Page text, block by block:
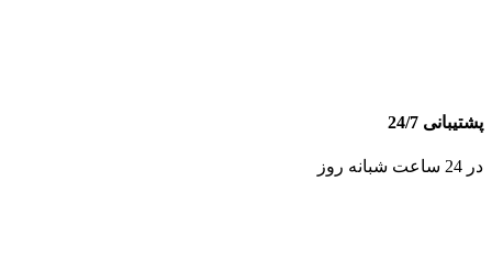
پشتیبانی 24/7
در 24 ساعت شبانه روز